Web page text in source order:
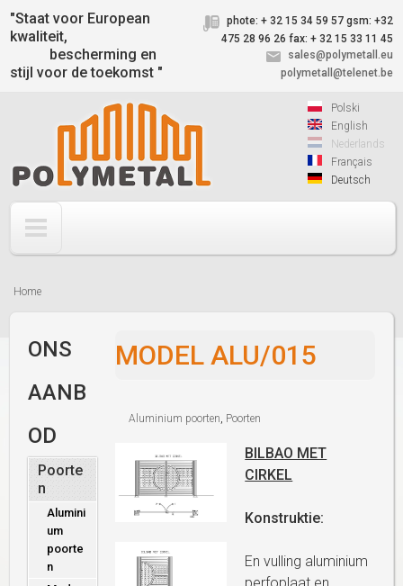
Jump to navigation
"Staat voor European
kwaliteit,
bescherming en
stijl voor de toekomst "
phote: + 32 15 34 59 57 gsm: +32
475 28 96 26 fax: + 32 15 33 11 45
sales@polymetall.eu
polymetall@telenet.be
Polski
English
Nederlands
Français
Deutsch
bent
Home
MODEL ALU/015
Aluminium poorten, Poorten
BILBAO MET
CIRKEL
Konstruktie:
En vulling aluminium
ONS
AANB
OD
Poorte
n
Alumini
um
poorte
n